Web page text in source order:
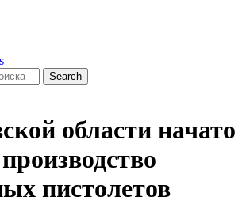
области начато
пистолетов